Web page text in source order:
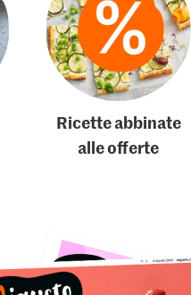
Ricette abbinate
alle offerte